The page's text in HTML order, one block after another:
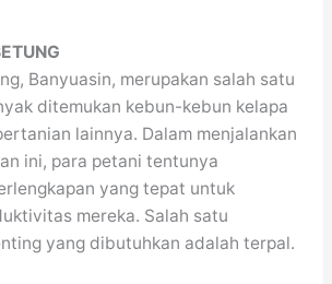
Banyuasin, merupakan salah satu
ditemukan kebun-kebun kelapa
lainnya. Dalam menjalankan
ini, para petani tentunya
yang tepat untuk
mereka. Salah satu
yang dibutuhkan adalah terpal.